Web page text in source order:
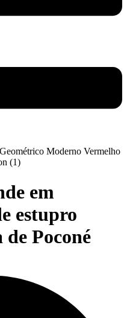
em
estupro
Poconé